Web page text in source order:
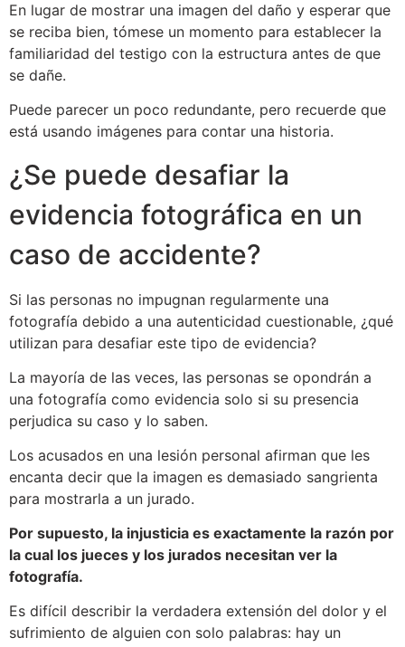
En lugar de mostrar una imagen del daño y esperar que
se reciba bien, tómese un momento para establecer la
familiaridad del testigo con la estructura antes de que
se dañe.
Puede parecer un poco redundante, pero recuerde que
está usando imágenes para contar una historia.
¿Se puede desafiar la
evidencia fotográfica en un
caso de accidente?
Si las personas no impugnan regularmente una
fotografía debido a una autenticidad cuestionable, ¿qué
utilizan para desafiar este tipo de evidencia?
La mayoría de las veces, las personas se opondrán a
una fotografía como evidencia solo si su presencia
perjudica su caso y lo saben.
Los acusados ​​en una lesión personal afirman que les
encanta decir que la imagen es demasiado sangrienta
para mostrarla a un jurado.
Por supuesto, la injusticia es exactamente la razón por
la cual los jueces y los jurados necesitan ver la
fotografía.
Es difícil describir la verdadera extensión del dolor y el
sufrimiento de alguien con solo palabras: hay un